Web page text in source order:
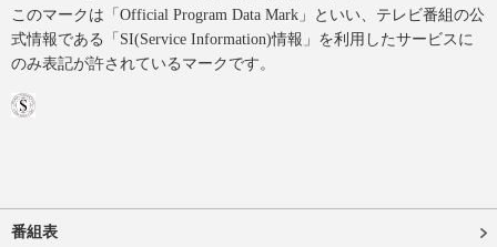
このマークは「Official Program Data Mark」といい、テレビ番組の公
式情報である「SI(Service Information)情報」を利用したサービスに
のみ表記が許されているマークです。
番組表